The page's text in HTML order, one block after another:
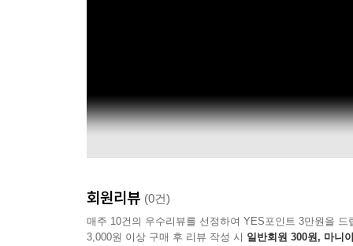
회원리뷰 (0건)
매주 10건의 우수리뷰를 선정하여 YES포인트 3만원을 드
3,000원 이상 구매 후 리뷰 작성 시 일반회원 300원, 마니